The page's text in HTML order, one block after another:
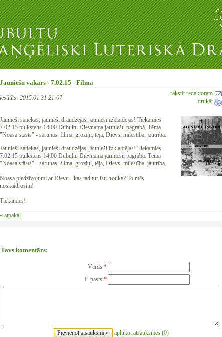
Jauniešu vakars - 7.02.15 - Filma
iesūtīts: 2015.01.31 21:07
rakstīt redaktoram
drukāt
Jaunieši satiekas, jaunieši draudzējas, jaunieši izklaidējas! Tiekamies
7.02.15 pulkstens 14:00 Dubultu Dievnama jauniešu pagrabā. Tēma
"Noasa stāsts" - sarunas, filma, groziņi, tēja, Dievs, mīlestība, jautrība.
Jaunieši satiekas, jaunieši draudzējas, jaunieši izklaidējas! Tiekamies
7.02.15 pulkstens 14:00 Dubultu Dievnama jauniešu pagrabā. Tēma
"Noasa stāsts" - sarunas, filma, groziņi, tēja, Dievs, mīlestība, jautrība.
Noasa piedzīvojumi ar Dievu - kas tad tur īsti notika? To mēs
noskaidrosim!
‍Tiekamies!
« atpakaļ
Tavs komentārs:
Vārds:*
E-pasts:*
aplūkot atsauksmes (0)